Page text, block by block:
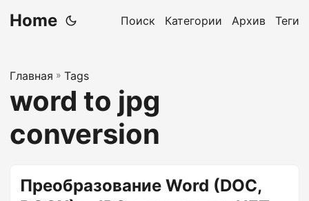
Home Поиск Категории Архив Теги
Главная » Tags
word to jpg
conversion
Преобразование Word (DOC,